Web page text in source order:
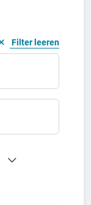
Filter leeren